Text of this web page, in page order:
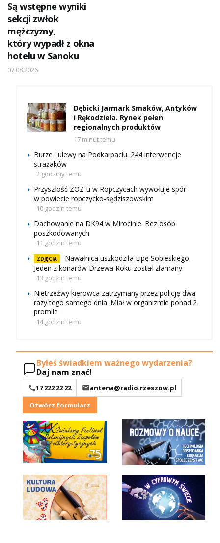
Są wstępne wyniki
sekcji zwłok
mężczyzny,
który wypadł z okna
hotelu w Sanoku
07.08.2026
Dębicki Jarmark Smaków, Antyków
i Rękodzieła. Rynek pełen
regionalnych produktów
17 minut temu
Burze i ulewy na Podkarpaciu. 244 interwencje
strażaków
2 godziny temu
Przyszłość ZOZ-u w Ropczycach wywołuje spór
w powiecie ropczycko-sędziszowskim
10 godzin temu
Dachowanie na DK94 w Mirocinie. Bez osób
poszkodowanych
11 godzin temu
ZDJĘCIA
Nawałnica uszkodziła Lipę Sobieskiego.
Jeden z konarów Drzewa Roku został złamany
13 godzin temu
Nietrzeźwy kierowca zatrzymany przez policję dwa
razy tego samego dnia. Miał w organizmie ponad 2
promile
14 godzin temu
Byłeś świadkiem ważnego wydarzenia?
Daj nam znać!
17 222 22 22
antena@radio.rzeszow.pl
Otwórz formularz